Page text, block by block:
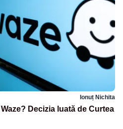
Ionuț Nichita
Decizia luată de Curtea